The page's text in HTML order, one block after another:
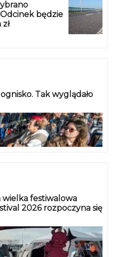
będzie
Tak wyglądało
wielka festiwalowa
2026 rozpoczyna się